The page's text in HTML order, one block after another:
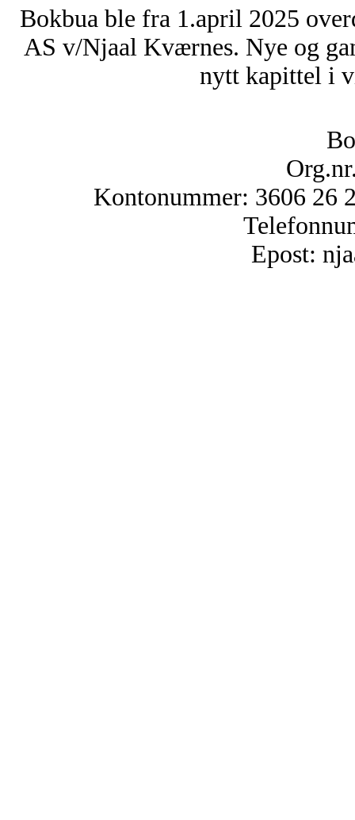
Bokbua ble fra 1.april 2025
AS v/Njaal Kværnes. Nye og
nytt kapittel i
Kontonummer: 3606 26
Epost: